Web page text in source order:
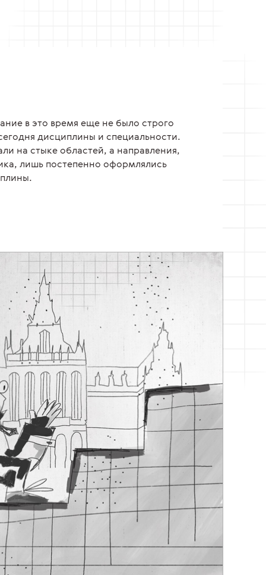
в это время еще не было строго
дисциплины и специальности.
на стыке областей, а направления,
лишь постепенно оформлялись